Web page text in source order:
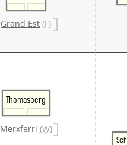
Grand Est (F)
Thomasberg
Merxferri (W)